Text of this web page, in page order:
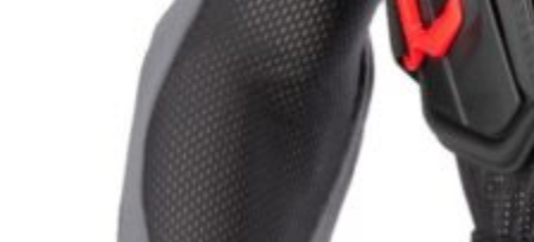
Mochilas y riñoneras
Protecciones
Pantalones
Paddock
Oulet
Recambio moto
Mandos y controles